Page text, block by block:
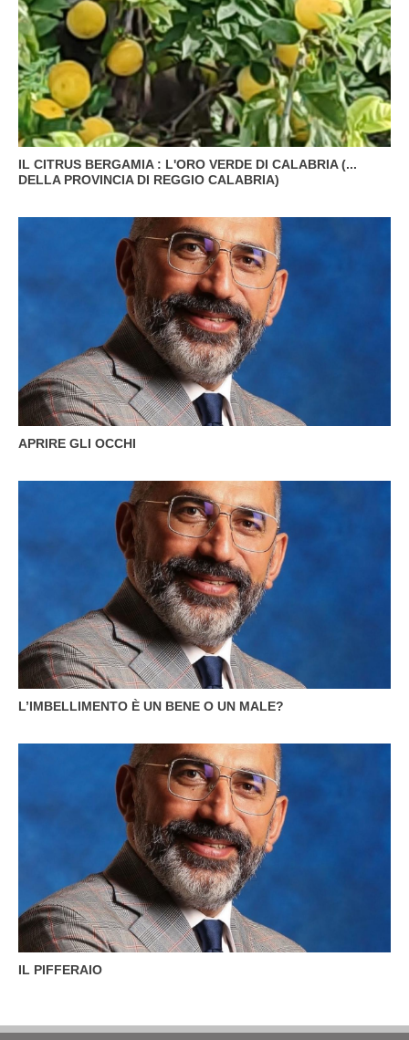
IL CITRUS BERGAMIA : L'ORO VERDE DI CALABRIA (...
DELLA PROVINCIA DI REGGIO CALABRIA)
APRIRE GLI OCCHI
L’IMBELLIMENTO È UN BENE O UN MALE?
IL PIFFERAIO